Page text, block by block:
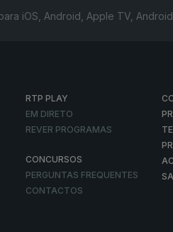
iOS, Android, Apple TV,
RTP PLAY
EM DIRETO
REVER PROGRAMAS
CONCURSOS
PERGUNTAS FREQUENTES
CONTACTOS